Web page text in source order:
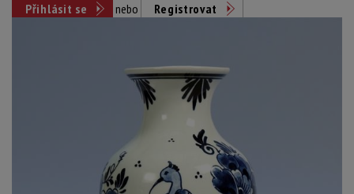
Přihlásit se
nebo Registrovat